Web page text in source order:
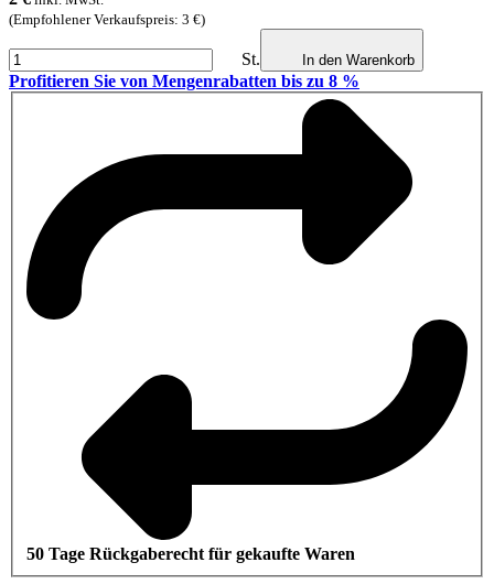
(Empfohlener Verkaufspreis: 3 €)
St. In den Warenkorb
Profitieren Sie von Mengenrabatten bis zu 8 %
50 Tage Rückgaberecht für gekaufte Waren